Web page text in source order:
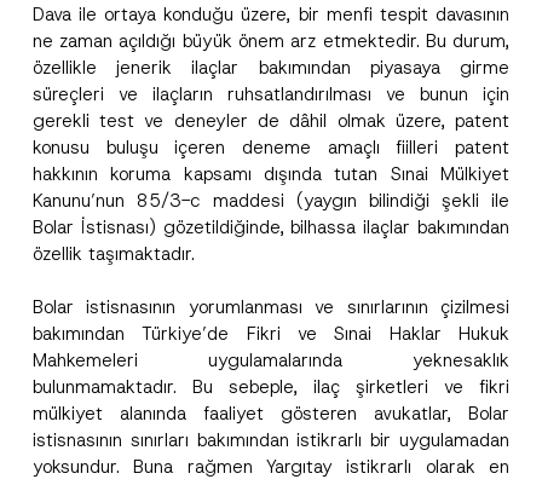
Dava ile ortaya konduğu üzere, bir menfi tespit davasının
ne zaman açıldığı büyük önem arz etmektedir. Bu durum,
özellikle jenerik ilaçlar bakımından piyasaya girme
süreçleri ve ilaçların ruhsatlandırılması ve bunun için
gerekli test ve deneyler de dâhil olmak üzere, patent
konusu buluşu içeren deneme amaçlı fiilleri patent
hakkının koruma kapsamı dışında tutan Sınai Mülkiyet
Kanunu’nun 85/3-c maddesi (yaygın bilindiği şekli ile
Bolar İstisnası) gözetildiğinde, bilhassa ilaçlar bakımından
özellik taşımaktadır.
Bolar istisnasının yorumlanması ve sınırlarının çizilmesi
bakımından Türkiye’de Fikri ve Sınai Haklar Hukuk
Mahkemeleri uygulamalarında yeknesaklık
bulunmamaktadır. Bu sebeple, ilaç şirketleri ve fikri
mülkiyet alanında faaliyet gösteren avukatlar, Bolar
istisnasının sınırları bakımından istikrarlı bir uygulamadan
yoksundur. Buna rağmen Yargıtay istikrarlı olarak en